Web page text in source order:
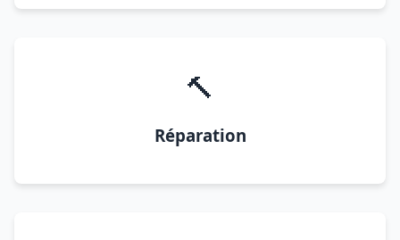
🔨
Réparation